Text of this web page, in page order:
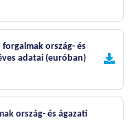
ország- és
adatai (euróban)
ország- és ágazati